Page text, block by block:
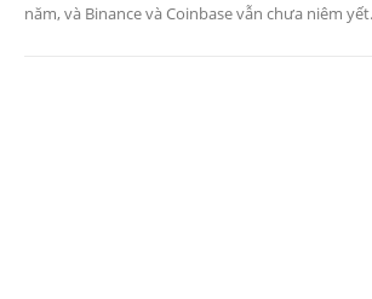
năm, và Binance và Coinbase vẫn chưa niêm